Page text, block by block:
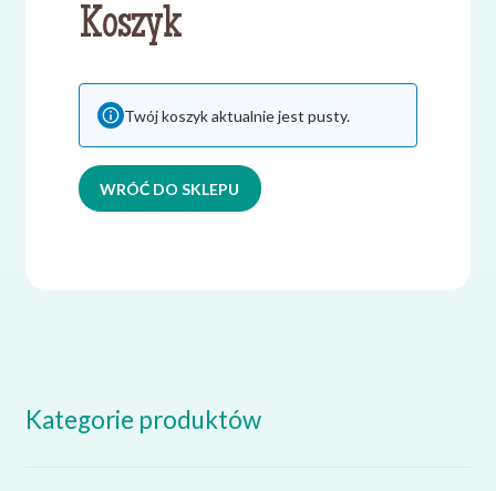
Koszyk
Twój koszyk aktualnie jest pusty.
WRÓĆ DO SKLEPU
Kategorie produktów